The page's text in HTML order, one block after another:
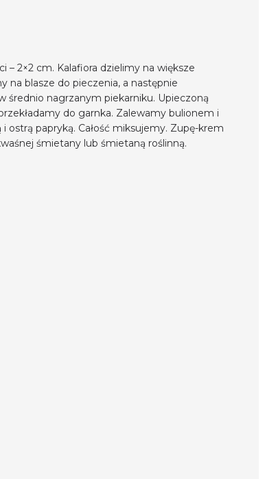
– 2×2 cm. Kalafiora dzielimy na większe
na blasze do pieczenia, a następnie
średnio nagrzanym piekarniku. Upieczoną
do garnka. Zalewamy bulionem i
papryką. Całość miksujemy. Zupę-krem
śmietany lub śmietaną roślinną.